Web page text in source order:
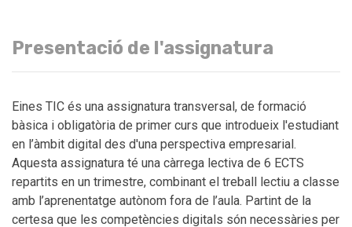
Presentació de l'assignatura
Eines TIC és una assignatura transversal, de formació
bàsica i obligatòria de primer curs que introdueix l'estudiant
en l’àmbit digital des d'una perspectiva empresarial.
Aquesta assignatura té una càrrega lectiva de 6 ECTS
repartits en un trimestre, combinant el treball lectiu a classe
amb l’aprenentatge autònom fora de l’aula. Partint de la
certesa que les competències digitals són necessàries per